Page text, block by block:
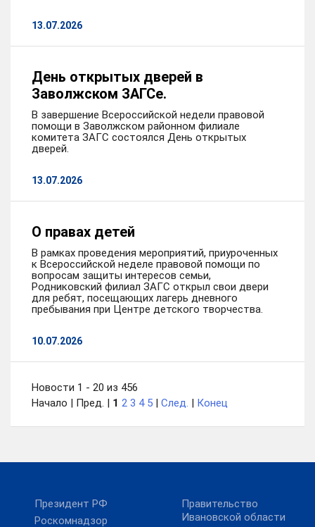
13.07.2026
День открытых дверей в
Заволжском ЗАГСе.
В завершение Всероссийской недели правовой
помощи в Заволжском районном филиале
комитета ЗАГС состоялся День открытых
дверей.
13.07.2026
О правах детей
В рамках проведения мероприятий, приуроченных
к Всероссийской неделе правовой помощи по
вопросам защиты интересов семьи,
Родниковский филиал ЗАГС открыл свои двери
для ребят, посещающих лагерь дневного
пребывания при Центре детского творчества.
10.07.2026
Новости 1 - 20 из 456
Начало | Пред. | 1 2 3 4 5 | След. | Конец
Президент РФ
Роскомнадзор
Правительство
Ивановской области